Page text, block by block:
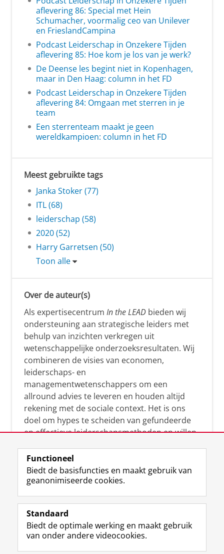
aflevering 86: Special met Hein
Schumacher, voormalig ceo van Unilever
en FrieslandCampina
Podcast Leiderschap in Onzekere Tijden
aflevering 85: Hoe kom je los van je werk?
De Deense les begint niet in Kopenhagen,
maar in Den Haag: column in het FD
Podcast Leiderschap in Onzekere Tijden
aflevering 84: Omgaan met sterren in je
team
Een sterrenteam maakt je geen
wereldkampioen: column in het FD
Meest gebruikte tags
Janka Stoker (77)
ITL (68)
leiderschap (58)
2020 (52)
Harry Garretsen (50)
Toon alle
Over de auteur(s)
Als expertisecentrum In the LEAD bieden wij
ondersteuning aan strategische leiders met
behulp van inzichten verkregen uit
wetenschappelijke onderzoeksresultaten. Wij
combineren de visies van economen,
leiderschaps- en
managementwetenschappers om een
allround advies te leveren en houden altijd
rekening met de sociale context. Het is ons
doel om hypes te scheiden van gefundeerde
en effectieve leiderschapsmethoden en willen
manier te reageren op economische en
maatschappelijke kwesties. Samen tillen wij
het leiderschap in uw organisatie naar een
Functioneel
Biedt de basisfuncties en maakt gebruik van
geanonimiseerde cookies.
Standaard
Biedt de optimale werking en maakt gebruik
van onder andere videocookies.